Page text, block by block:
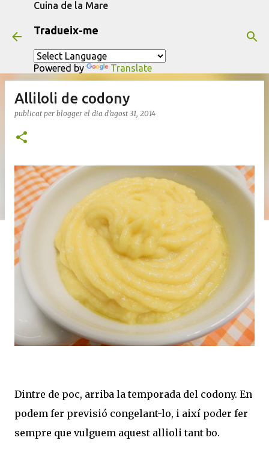
Cuina de la Mare
Tradueix-me
Powered by Translate
Alliloli de codony
publicat per blogger el dia d’agost 31, 2014
Dintre de poc, arriba la temporada del codony. En
podem fer previsió congelant-lo, i així poder fer
sempre que vulguem aquest allioli tant bo.